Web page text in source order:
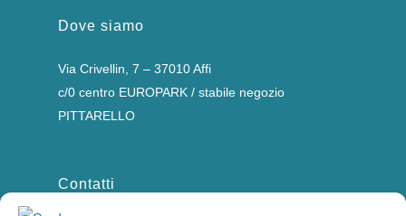
Dove siamo
Via Crivellin, 7 – 37010 Affi
c/0 centro EUROPARK / stabile negozio
PITTARELLO
Contatti